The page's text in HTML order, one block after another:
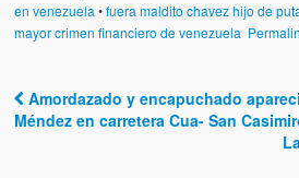
en venezuela •fuera maldito chavez hijo de
mayor crimen financiero de venezuela
Post navigation
Amordazado y encapuchado
Méndez en carretera Cua- San